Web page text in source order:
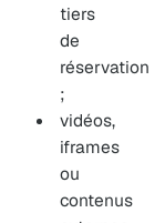
tiers
de
réservation
;
vidéos,
iframes
ou
contenus